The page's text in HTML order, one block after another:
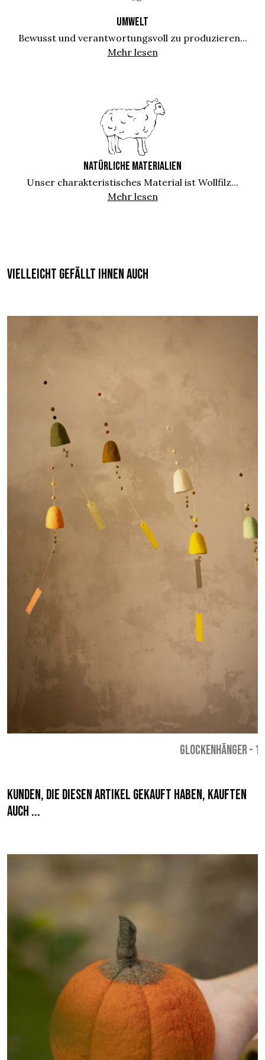
UMWELT
Bewusst und verantwortungsvoll zu produzieren...
Mehr lesen
NATÜRLICHE MATERIALIEN
Unser charakteristisches Material ist Wollfilz...
Mehr lesen
Vielleicht gefällt Ihnen auch
GLOCKENHÄNGER-
Kunden, die diesen Artikel gekauft haben, kauften
auch ...